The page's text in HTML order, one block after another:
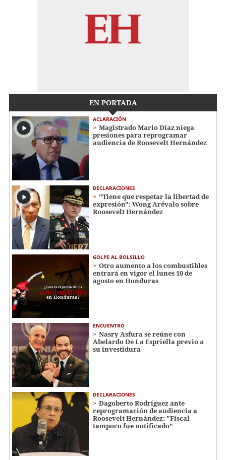
EN PORTADA
ACLARACIÓN
Magistrado Mario Díaz niega
presiones para reprogramar
audiencia de Roosevelt Hernández
DECLARACIONES
"Tiene que respetar la libertad de
expresión": Wong Arévalo sobre
Roosevelt Hernández
GOLPE AL BOLSILLO
Otro aumento a los combustibles
entrará en vigor el lunes 10 de
agosto en Honduras
ENCUENTRO
Nasry Asfura se reúne con
Abelardo De La Espriella previo a
su investidura
DECLARACIONES
Dagoberto Rodríguez ante
reprogramación de audiencia a
Roosevelt Hernández: "Fiscal
tampoco fue notificado"